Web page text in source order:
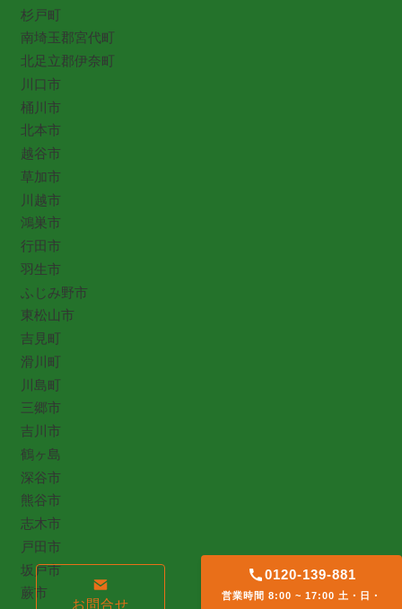
杉戸町
南埼玉郡宮代町
北足立郡伊奈町
川口市
桶川市
北本市
越谷市
草加市
川越市
鴻巣市
行田市
羽生市
ふじみ野市
東松山市
吉見町
滑川町
川島町
三郷市
吉川市
鶴ヶ島
深谷市
熊谷市
志木市
戸田市
坂戸市
蕨市
お問合せ
0120-139-881
営業時間 8:00 ~ 17:00 土・日・